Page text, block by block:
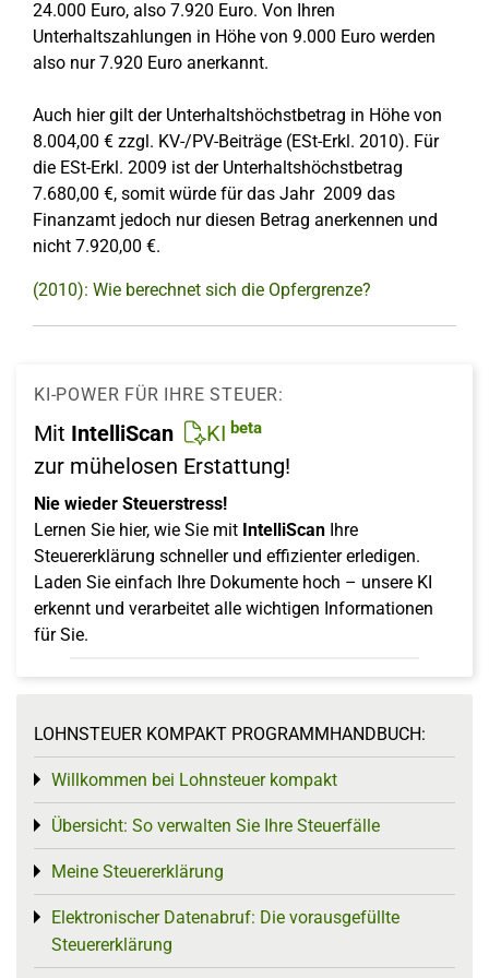
24.000 Euro, also 7.920 Euro. Von Ihren
Unterhaltszahlungen in Höhe von 9.000 Euro werden
also nur 7.920 Euro anerkannt.
Auch hier gilt der Unterhaltshöchstbetrag in Höhe von
8.004,00 € zzgl. KV-/PV-Beiträge (ESt-Erkl. 2010). Für
die ESt-Erkl. 2009 ist der Unterhaltshöchstbetrag
7.680,00 €, somit würde für das Jahr 2009 das
Finanzamt jedoch nur diesen Betrag anerkennen und
nicht 7.920,00 €.
(2010): Wie berechnet sich die Opfergrenze?
KI-POWER FÜR IHRE STEUER:
Mit IntelliScan KI beta
zur mühelosen Erstattung!
Nie wieder Steuerstress!
Lernen Sie hier, wie Sie mit IntelliScan Ihre
Steuererklärung schneller und effizienter erledigen.
Laden Sie einfach Ihre Dokumente hoch – unsere KI
erkennt und verarbeitet alle wichtigen Informationen
für Sie.
LOHNSTEUER KOMPAKT PROGRAMMHANDBUCH:
Willkommen bei Lohnsteuer kompakt
Toggle menu
Übersicht: So verwalten Sie Ihre Steuerfälle
Toggle menu
Meine Steuererklärung
Toggle menu
Elektronischer Datenabruf: Die vorausgefüllte
Steuererklärung
Toggle menu